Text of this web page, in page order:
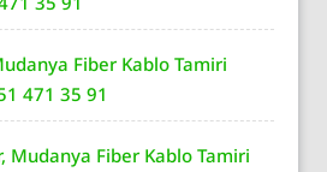
Fiber Kablo Tamiri
471 35 91
Mudanya Fiber Kablo Tamiri